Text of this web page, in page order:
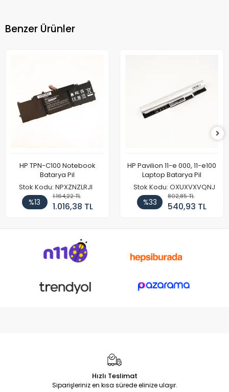
Benzer Ürünler
HP TPN-C100 Notebook
Batarya Pil
Stok Kodu: NPXZNZLRJI
%13
1.164,22 TL
1.016,38 TL
HP Pavilion 11-e 000, 11-e100
Laptop Batarya Pil
Stok Kodu: OXUXVXVQNJ
%33
802,85 TL
540,93 TL
Hızlı Teslimat
Siparişleriniz en kısa sürede elinize ulaşır.